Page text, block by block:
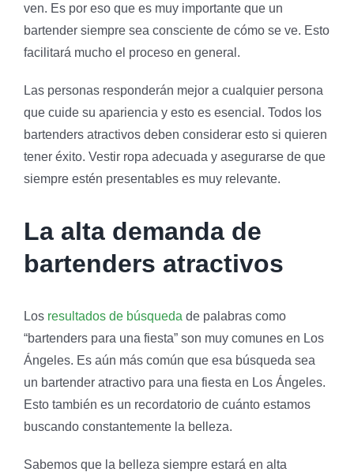
ven. Es por eso que es muy importante que un
bartender siempre sea consciente de cómo se ve. Esto
facilitará mucho el proceso en general.
Las personas responderán mejor a cualquier persona
que cuide su apariencia y esto es esencial. Todos los
bartenders atractivos deben considerar esto si quieren
tener éxito. Vestir ropa adecuada y asegurarse de que
siempre estén presentables es muy relevante.
La alta demanda de
bartenders atractivos
Los resultados de búsqueda de palabras como
“bartenders para una fiesta” son muy comunes en Los
Ángeles. Es aún más común que esa búsqueda sea
un bartender atractivo para una fiesta en Los Ángeles.
Esto también es un recordatorio de cuánto estamos
buscando constantemente la belleza.
Sabemos que la belleza siempre estará en alta